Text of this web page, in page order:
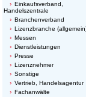
Einkaufsverband,
Handelszentrale
Branchenverband
Lizenzbranche
Messen
Dienstleistungen
Presse
Lizenznehmer
Sonstige
Vertrieb, Handelsagentur
Fachanwälte